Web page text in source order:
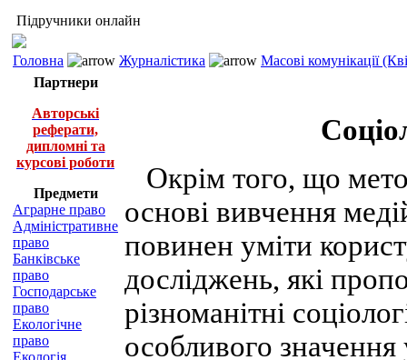
Підручники онлайн
Головна Журналістика
Масові комунікації
Партнери
Авторські
реферати,
дипломні та
курсові роботи
Предмети
Аграрне право
Адміністративне
право
Банківське
право
Господарське
право
Екологічне
право
Екологія
Окрім того, що
основі вивчення
повинен уміти
досліджень, які
різноманітні
особливого